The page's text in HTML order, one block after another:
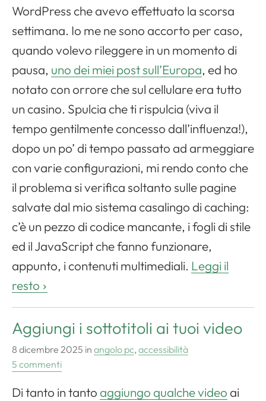
WordPress che avevo effettuato la scorsa
settimana. Io me ne sono accorto per caso,
quando volevo rileggere in un momento di
pausa, uno dei miei post sull’Europa, ed ho
notato con orrore che sul cellulare era tutto
un casino. Spulcia che ti rispulcia (viva il
tempo gentilmente concesso dall’influenza!),
dopo un po’ di tempo passato ad armeggiare
con varie configurazioni, mi rendo conto che
il problema si verifica soltanto sulle pagine
salvate dal mio sistema casalingo di caching:
c’è un pezzo di codice mancante, i fogli di stile
ed il JavaScript che fanno funzionare,
appunto, i contenuti multimediali. Leggi il
resto
Aggiungi i sottotitoli ai tuoi video
8 dicembre 2025 in angolo pc, accessibilità
5 commenti
Di tanto in tanto aggiungo qualche video ai